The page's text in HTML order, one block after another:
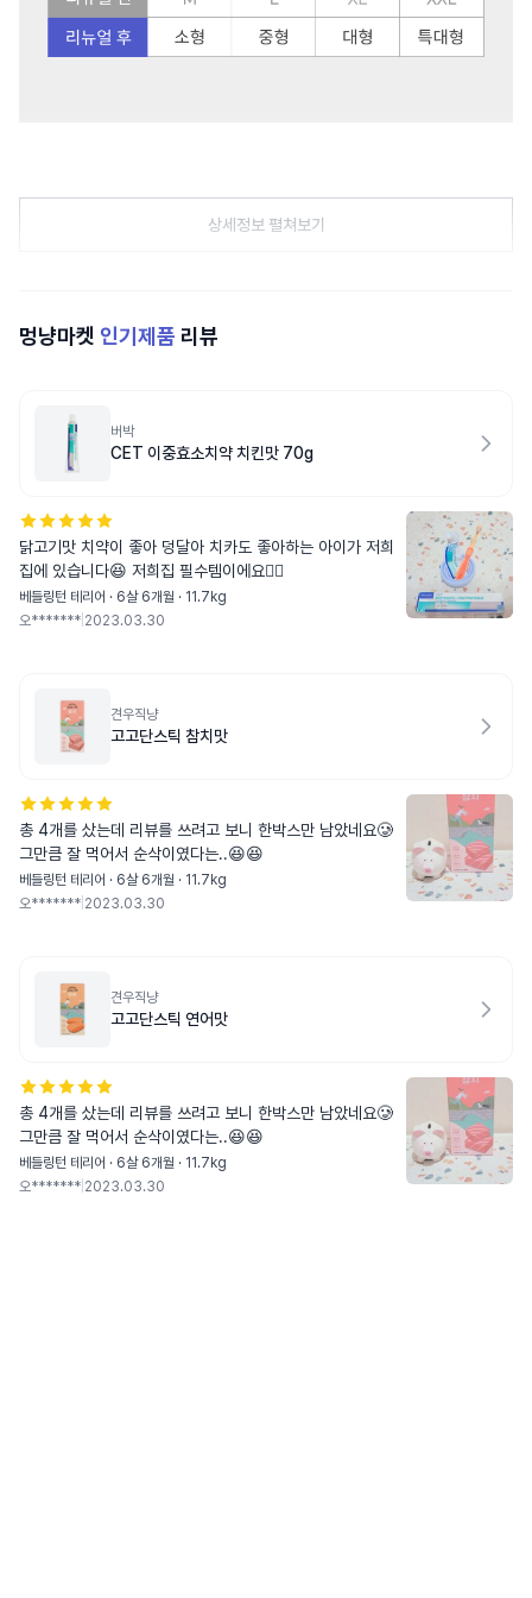
상세정보 펼쳐보기
멍냥마켓 인기제품 리뷰
버박
CET 이중효소치약 치킨맛 70g
닭고기맛 치약이 좋아 덩달아 치카도 좋아하는 아이가 저희
집에 있습니다😆 저희집 필수템이에요👍🏻
베들링턴 테리어 · 6살 6개월 · 11.7kg
오******* 2023.03.30
견우직냥
고고단스틱 참치맛
총 4개를 샀는데 리뷰를 쓰려고 보니 한박스만 남았네요🥲
그만큼 잘 먹어서 순삭이였다는..😆😆
베들링턴 테리어 · 6살 6개월 · 11.7kg
오******* 2023.03.30
견우직냥
고고단스틱 연어맛
총 4개를 샀는데 리뷰를 쓰려고 보니 한박스만 남았네요🥲
그만큼 잘 먹어서 순삭이였다는..😆😆
베들링턴 테리어 · 6살 6개월 · 11.7kg
오******* 2023.03.30